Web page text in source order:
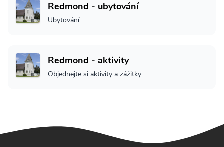
Redmond - ubytování
Ubytování
Redmond - aktivity
Objednejte si aktivity a zážitky